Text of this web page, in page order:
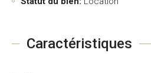
Caractéristiques